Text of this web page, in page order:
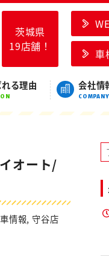
茨城県
19店舗！
車
る理由 会社情
COMPANY
ト/守谷市/取手市/つくば市
オート/
情報, 守谷店